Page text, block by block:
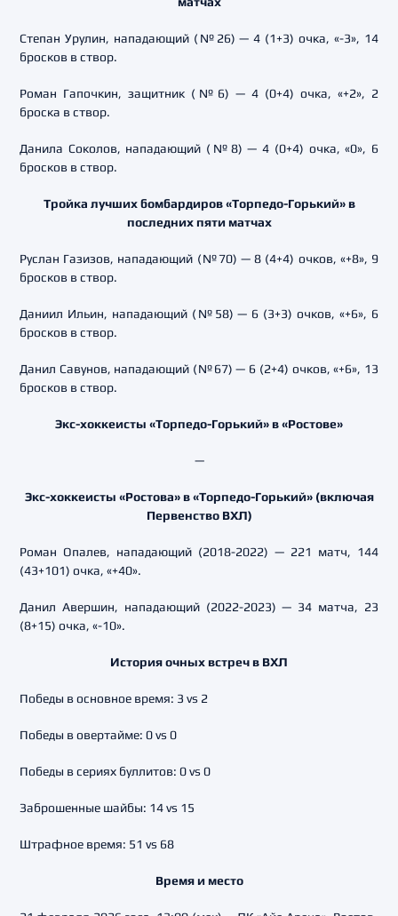
Степан Урулин, нападающий (№26) — 4 (1+3) очка, «-3», 14
бросков в створ.
Роман Гапочкин, защитник (№6) — 4 (0+4) очка, «+2», 2
броска в створ.
Данила Соколов, нападающий (№8) — 4 (0+4) очка, «0», 6
бросков в створ.
Тройка лучших бомбардиров «Торпедо-Горький» в
последних пяти матчах
Руслан Газизов, нападающий (№70) — 8 (4+4) очков, «+8», 9
бросков в створ.
Даниил Ильин, нападающий (№58) — 6 (3+3) очков, «+6», 6
бросков в створ.
Данил Савунов, нападающий (№67) — 6 (2+4) очков, «+6», 13
бросков в створ.
Экс-хоккеисты «Торпедо-Горький» в «Ростове»
—
Экс-хоккеисты «Ростова» в «Торпедо-Горький» (включая
Первенство ВХЛ)
Роман Опалев, нападающий (2018-2022) — 221 матч, 144
(43+101) очка, «+40».
Данил Авершин, нападающий (2022-2023) — 34 матча, 23
(8+15) очка, «-10».
История очных встреч в ВХЛ
Победы в основное время: 3 vs 2
Победы в овертайме: 0 vs 0
Победы в сериях буллитов: 0 vs 0
Заброшенные шайбы: 14 vs 15
Штрафное время: 51 vs 68
Время и место